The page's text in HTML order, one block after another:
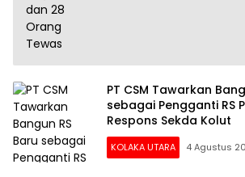
PT CSM Tawarkan
sebagai Pengganti RS
Respons Sekda Kolut
KOLAKA UTARA 4 Agustus